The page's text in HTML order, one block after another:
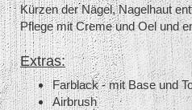
Kürzen der Nägel, Nagelhaut
Pflege mit Creme und Oel und
Extras:
Farblack - mit Base und
Airbrush